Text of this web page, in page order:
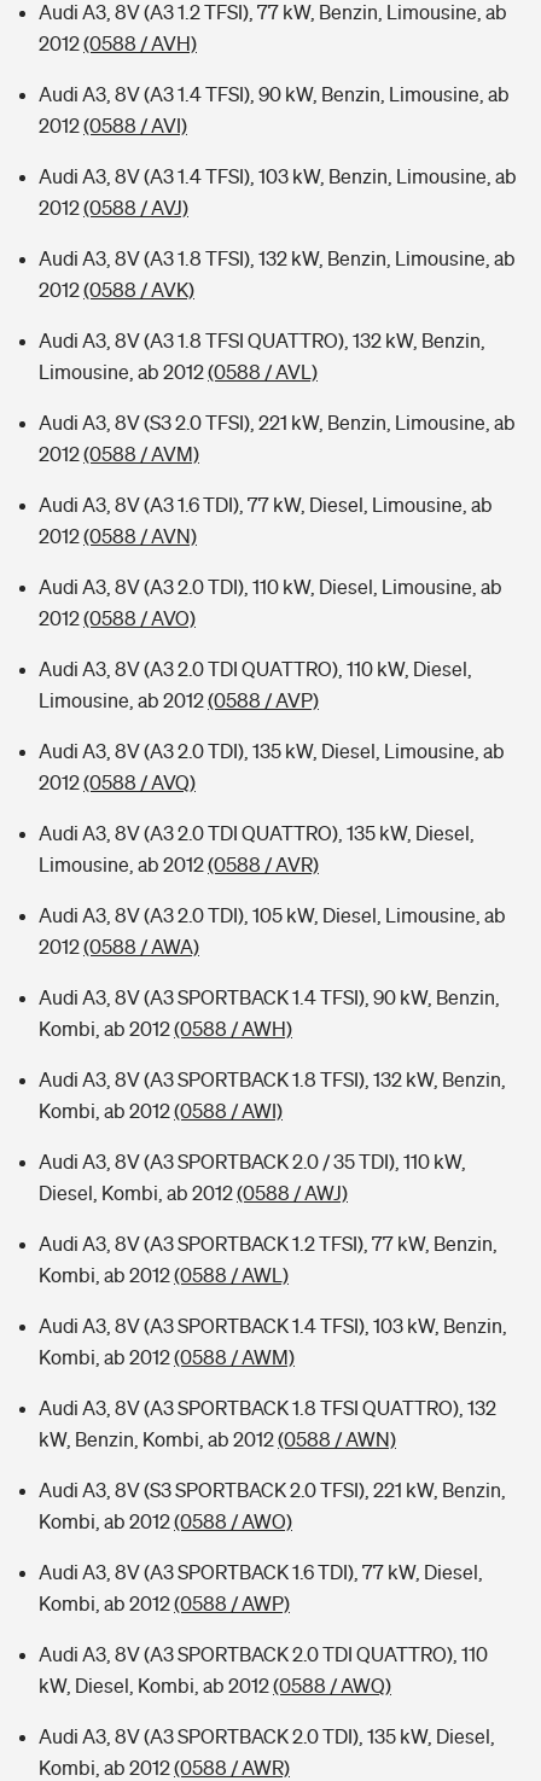
Audi A3, 8V (A3 1.2 TFSI), 77 kW, Benzin, Limousine, ab
2012(0588 / AVH)
Audi A3, 8V (A3 1.4 TFSI), 90 kW, Benzin, Limousine, ab
2012(0588 / AVI)
Audi A3, 8V (A3 1.4 TFSI), 103 kW, Benzin, Limousine, ab
2012(0588 / AVJ)
Audi A3, 8V (A3 1.8 TFSI), 132 kW, Benzin, Limousine, ab
2012(0588 / AVK)
Audi A3, 8V (A3 1.8 TFSI QUATTRO), 132 kW, Benzin,
Limousine, ab 2012(0588 / AVL)
Audi A3, 8V (S3 2.0 TFSI), 221 kW, Benzin, Limousine, ab
2012(0588 / AVM)
Audi A3, 8V (A3 1.6 TDI), 77 kW, Diesel, Limousine, ab
2012(0588 / AVN)
Audi A3, 8V (A3 2.0 TDI), 110 kW, Diesel, Limousine, ab
2012(0588 / AVO)
Audi A3, 8V (A3 2.0 TDI QUATTRO), 110 kW, Diesel,
Limousine, ab 2012(0588 / AVP)
Audi A3, 8V (A3 2.0 TDI), 135 kW, Diesel, Limousine, ab
2012(0588 / AVQ)
Audi A3, 8V (A3 2.0 TDI QUATTRO), 135 kW, Diesel,
Limousine, ab 2012(0588 / AVR)
Audi A3, 8V (A3 2.0 TDI), 105 kW, Diesel, Limousine, ab
2012(0588 / AWA)
Audi A3, 8V (A3 SPORTBACK 1.4 TFSI), 90 kW, Benzin,
Kombi, ab 2012(0588 / AWH)
Audi A3, 8V (A3 SPORTBACK 1.8 TFSI), 132 kW, Benzin,
Kombi, ab 2012(0588 / AWI)
Audi A3, 8V (A3 SPORTBACK 2.0 / 35 TDI), 110 kW,
Diesel, Kombi, ab 2012(0588 / AWJ)
Audi A3, 8V (A3 SPORTBACK 1.2 TFSI), 77 kW, Benzin,
Kombi, ab 2012(0588 / AWL)
Audi A3, 8V (A3 SPORTBACK 1.4 TFSI), 103 kW, Benzin,
Kombi, ab 2012(0588 / AWM)
Audi A3, 8V (A3 SPORTBACK 1.8 TFSI QUATTRO), 132
kW, Benzin, Kombi, ab 2012(0588 / AWN)
Audi A3, 8V (S3 SPORTBACK 2.0 TFSI), 221 kW, Benzin,
Kombi, ab 2012(0588 / AWO)
Audi A3, 8V (A3 SPORTBACK 1.6 TDI), 77 kW, Diesel,
Kombi, ab 2012(0588 / AWP)
Audi A3, 8V (A3 SPORTBACK 2.0 TDI QUATTRO), 110
kW, Diesel, Kombi, ab 2012(0588 / AWQ)
Audi A3, 8V (A3 SPORTBACK 2.0 TDI), 135 kW, Diesel,
Kombi, ab 2012(0588 / AWR)